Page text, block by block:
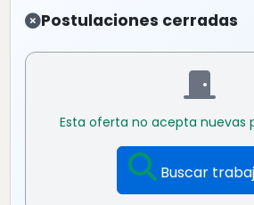
Postulaciones cerradas
Esta oferta no acepta nuevas
Buscar